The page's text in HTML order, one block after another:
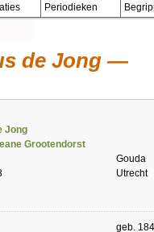
Periodieken
de Jong
Jong
Grootendorst
Gouda
Utrecht
geb.